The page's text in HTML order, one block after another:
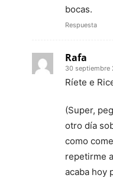
bocas.
Respuesta
Rafa
30 septiembre
Ríete e
(Super,
otro día
como
repetirme
acaba hoy